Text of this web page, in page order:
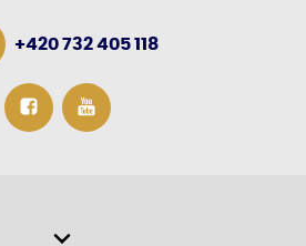
+420 732 405 118